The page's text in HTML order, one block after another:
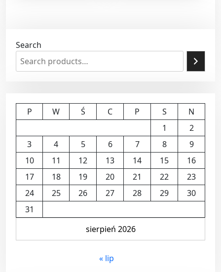
Search
sierpień 2026
P W Ś C P S
N
1
2
3
4 5 6 7 8
9
10
11 12 13 14 15
16
17
18 19 20 21 22
23
24
25 26 27 28 29
30
31
« lip